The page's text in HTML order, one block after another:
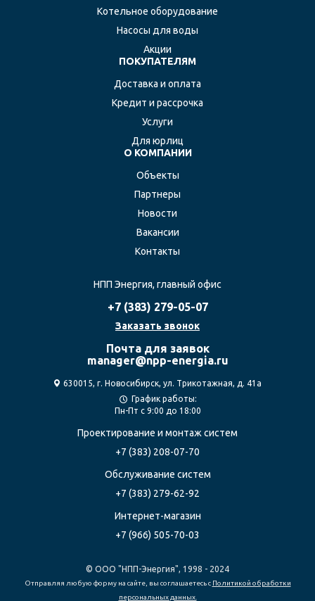
Котельное оборудование
Насосы для воды
Акции
ПОКУПАТЕЛЯМ
Доставка и оплата
Кредит и рассрочка
Услуги
Для юрлиц
О КОМПАНИИ
Объекты
Партнеры
Новости
Вакансии
Контакты
Проектирование и монтаж систем
+7 (383) 208-07-70
Обслуживание систем
+7 (383) 279-62-92
Интернет-магазин
+7 (966) 505-70-03
НПП Энергия, главный офис
+7 (383) 279-05-07
Заказать звонок
Почта для заявок
manager@npp-energia.ru
630015, г. Новосибирск, ул. Трикотажная, д. 41а
График работы:
Пн-Пт с 9:00 до 18:00
© ООО "НПП-Энергия", 1998 - 2024
Отправляя любую форму на сайте, вы соглашаетесь с Политикой обработки
персональных данных.